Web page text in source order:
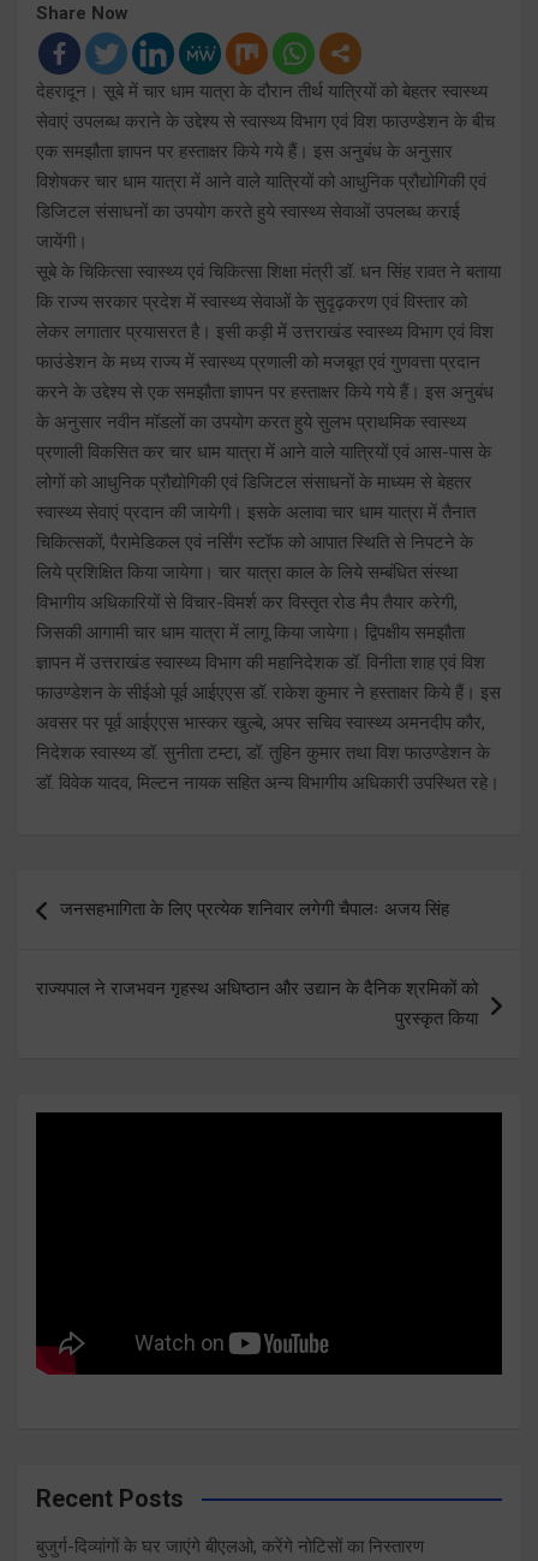
Share Now
देहरादून। सूबे में चार धाम यात्रा के दौरान तीर्थ यात्रियों को बेहतर स्वास्थ्य
सेवाएं उपलब्ध कराने के उद्देश्य से स्वास्थ्य विभाग एवं विश फाउण्डेशन के बीच
एक समझौता ज्ञापन पर हस्ताक्षर किये गये हैं। इस अनुबंध के अनुसार
विशेषकर चार धाम यात्रा में आने वाले यात्रियों को आधुनिक प्रौद्योगिकी एवं
डिजिटल संसाधनों का उपयोग करते हुये स्वास्थ्य सेवाओं उपलब्ध कराई
जायेंगी।
सूबे के चिकित्सा स्वास्थ्य एवं चिकित्सा शिक्षा मंत्री डॉ. धन सिंह रावत ने बताया
कि राज्य सरकार प्रदेश में स्वास्थ्य सेवाओं के सुदृढ़करण एवं विस्तार को
लेकर लगातार प्रयासरत है। इसी कड़ी में उत्तराखंड स्वास्थ्य विभाग एवं विश
फाउंडेशन के मध्य राज्य में स्वास्थ्य प्रणाली को मजबूत एवं गुणवत्ता प्रदान
करने के उद्देश्य से एक समझौता ज्ञापन पर हस्ताक्षर किये गये हैं। इस अनुबंध
के अनुसार नवीन मॉडलों का उपयोग करत हुये सुलभ प्राथमिक स्वास्थ्य
प्रणाली विकसित कर चार धाम यात्रा में आने वाले यात्रियों एवं आस-पास के
लोगों को आधुनिक प्रौद्योगिकी एवं डिजिटल संसाधनों के माध्यम से बेहतर
स्वास्थ्य सेवाएं प्रदान की जायेगी। इसके अलावा चार धाम यात्रा में तैनात
चिकित्सकों, पैरामेडिकल एवं नर्सिंग स्टॉफ को आपात स्थिति से निपटने के
लिये प्रशिक्षित किया जायेगा। चार यात्रा काल के लिये सम्बंधित संस्था
विभागीय अधिकारियों से विचार-विमर्श कर विस्तृत रोड मैप तैयार करेगी,
जिसकी आगामी चार धाम यात्रा में लागू किया जायेगा। द्विपक्षीय समझौता
ज्ञापन में उत्तराखंड स्वास्थ्य विभाग की महानिदेशक डॉ. विनीता शाह एवं विश
फाउण्डेशन के सीईओ पूर्व आईएएस डॉ. राकेश कुमार ने हस्ताक्षर किये हैं। इस
अवसर पर पूर्व आईएएस भास्कर खुल्बे, अपर सचिव स्वास्थ्य अमनदीप कौर,
निदेशक स्वास्थ्य डॉ. सुनीता टम्टा, डॉ. तुहिन कुमार तथा विश फाउण्डेशन के
डॉ. विवेक यादव, मिल्टन नायक सहित अन्य विभागीय अधिकारी उपस्थित रहे।
navigation
जनसहभागिता के लिए प्रत्येक शनिवार लगेगी चैपालः अजय सिंह
राज्यपाल ने राजभवन गृहस्थ अधिष्ठान और उद्यान के दैनिक श्रमिकों को
पुरस्कृत किया
Recent Posts
बुजुर्ग-दिव्यांगों के घर जाएंगे बीएलओ, करेंगे नोटिसों का निस्तारण